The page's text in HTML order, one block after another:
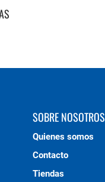
SOBRE NOSOTROS
Quienes somos
Contacto
Tiendas